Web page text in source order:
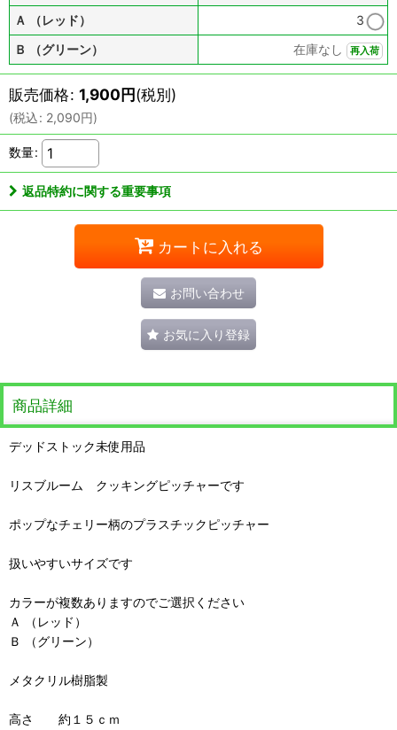
Ａ （レッド）
3
Ｂ （グリーン）
在庫なし 再入荷
販売価格: 1,900円(税別)
(税込: 2,090円)
数量:
返品特約に関する重要事項
カートに入れる
お問い合わせ
お気に入り登録
商品詳細
デッドストック未使用品
リスブルーム クッキングピッチャーです
ポップなチェリー柄のプラスチックピッチャー
扱いやすいサイズです
カラーが複数ありますのでご選択ください
Ａ （レッド）
Ｂ （グリーン）
メタクリル樹脂製
高さ 約１５ｃｍ